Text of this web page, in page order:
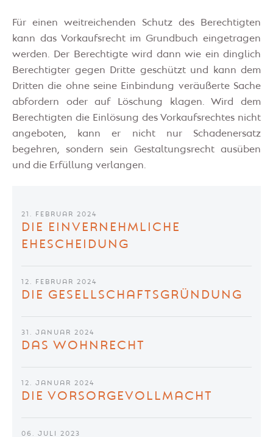
Für einen weitreichenden Schutz des Berechtigten
kann das Vorkaufsrecht im Grundbuch eingetragen
werden. Der Berechtigte wird dann wie ein dinglich
Berechtigter gegen Dritte geschützt und kann dem
Dritten die ohne seine Einbindung veräußerte Sache
abfordern oder auf Löschung klagen. Wird dem
Berechtigten die Einlösung des Vorkaufsrechtes nicht
angeboten, kann er nicht nur Schadenersatz
begehren, sondern sein Gestaltungsrecht ausüben
und die Erfüllung verlangen.
21. FEBRUAR 2024
DIE EINVERNEHMLICHE
EHESCHEIDUNG
12. FEBRUAR 2024
DIE GESELLSCHAFTSGRÜNDUNG
31. JANUAR 2024
DAS WOHNRECHT
12. JANUAR 2024
DIE VORSORGEVOLLMACHT
06. JULI 2023